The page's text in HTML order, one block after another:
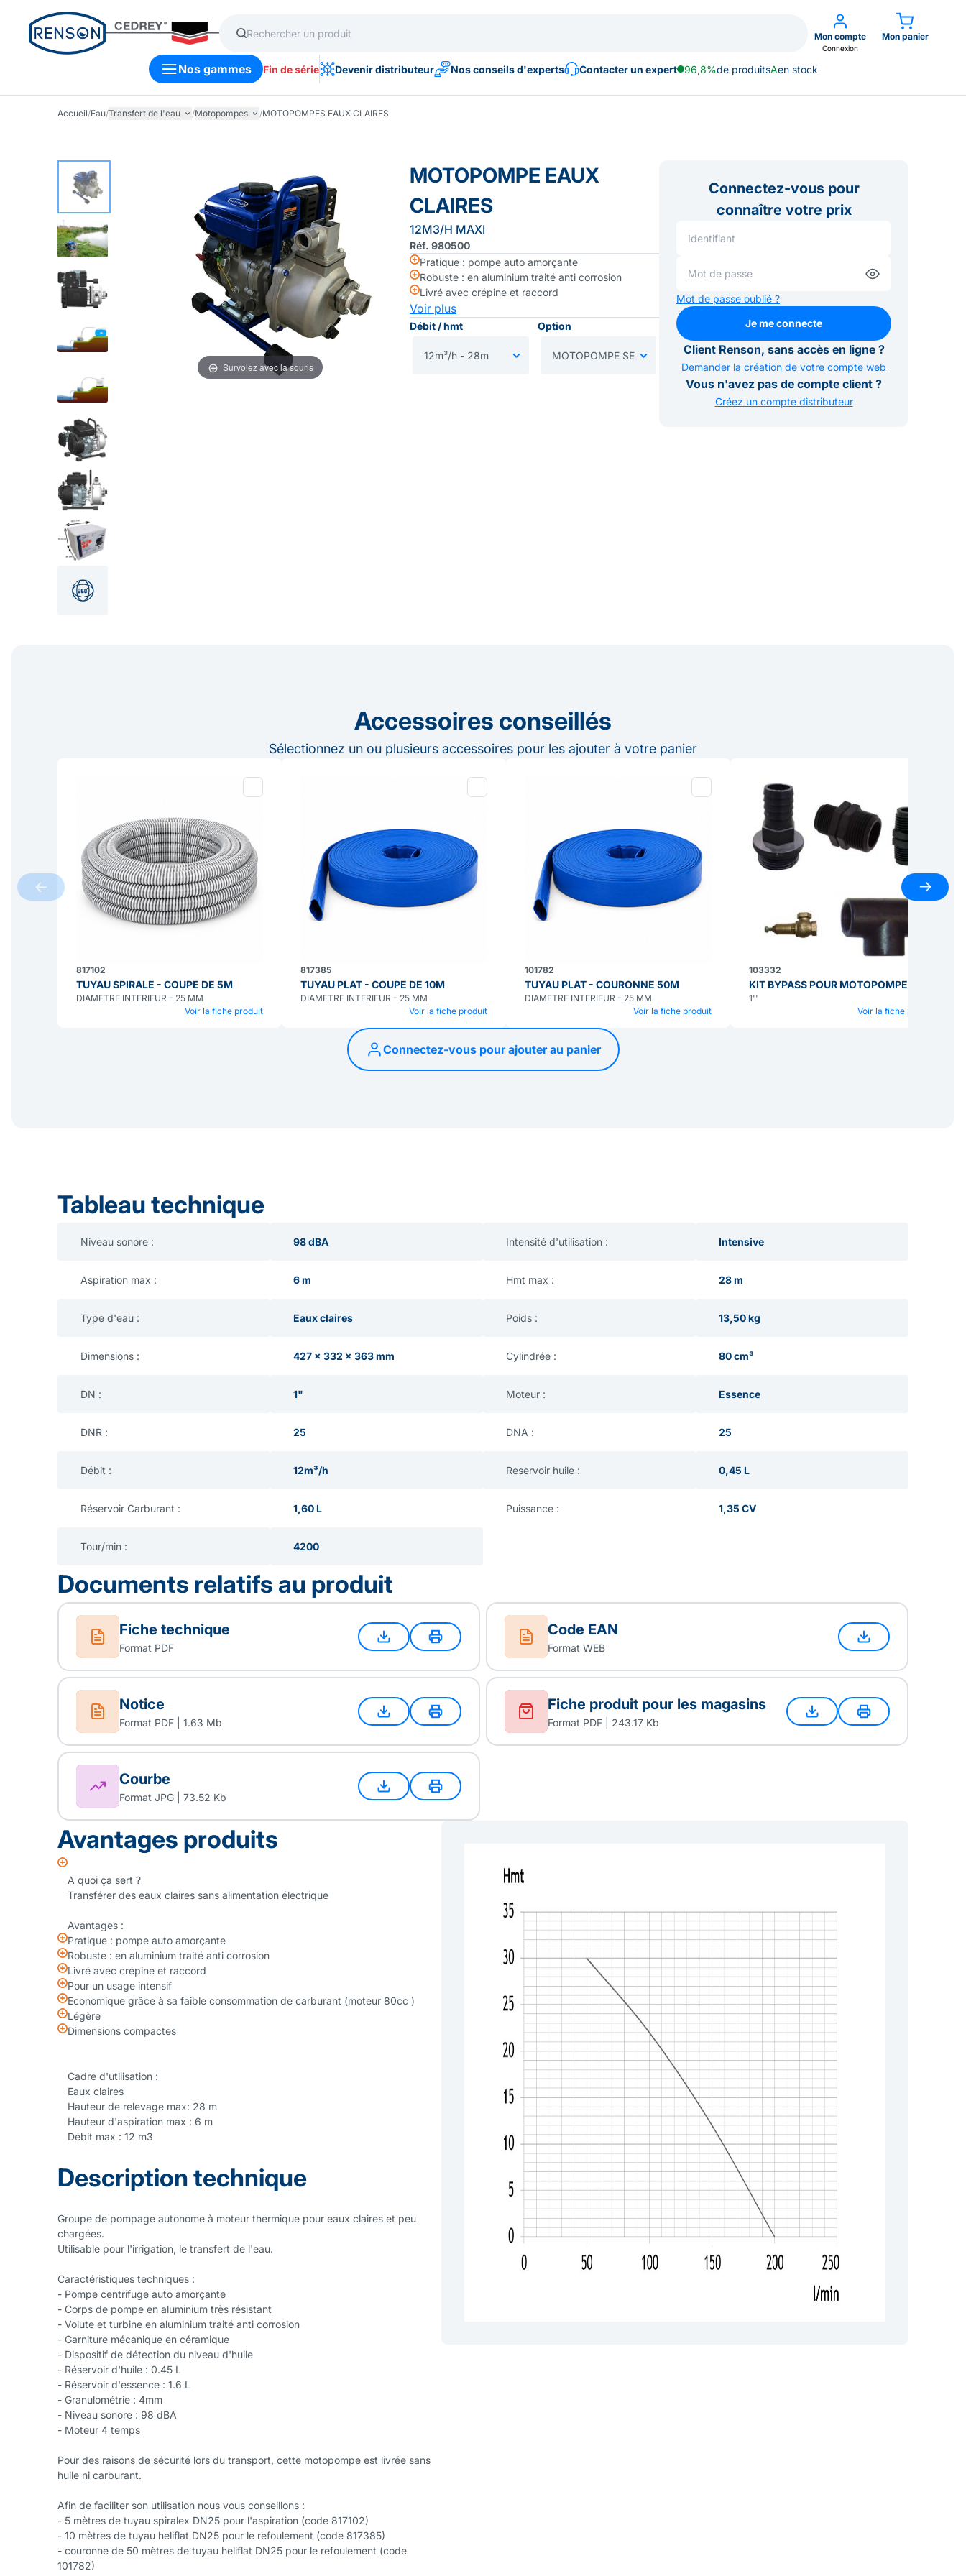
Mon compte
Connexion
Mon panier
Nos gammes Fin de série Devenir distributeur Nos conseils d'experts Contacter un expert 96,8%de produitsAen stock
Accueil/Eau/Transfert de l'eau /Motopompes /MOTOPOMPES EAUX CLAIRES
Survolez avec la souris
MOTOPOMPE EAUX
CLAIRES
12M3/H MAXI
Réf. 980500
Pratique : pompe auto amorçante
Robuste : en aluminium traité anti corrosion
Livré avec crépine et raccord
Voir plus
Débit / hmt Option
Connectez-vous pour
connaître votre prix
Mot de passe oublié ?
Je me connecte
Client Renson, sans accès en ligne ?
Demander la création de votre compte web
Vous n'avez pas de compte client ?
Créez un compte distributeur
Accessoires conseillés
Sélectionnez un ou plusieurs accessoires pour les ajouter à votre panier
817102
TUYAU SPIRALE - COUPE DE 5M
DIAMETRE INTERIEUR - 25 MM
Voir la fiche produit
817385
TUYAU PLAT - COUPE DE 10M
DIAMETRE INTERIEUR - 25 MM
Voir la fiche produit
101782
TUYAU PLAT - COURONNE 50M
DIAMETRE INTERIEUR - 25 MM
Voir la fiche produit
103332
KIT BYPASS POUR MOTOPOMPE
1''
Voir la fiche produit
Connectez-vous pour ajouter au panier
Tableau technique
Niveau sonore : 98 dBA Intensité d'utilisation : Intensive
Aspiration max : 6 m Hmt max : 28 m
Type d'eau : Eaux claires Poids : 13,50 kg
Dimensions : 427 x 332 x 363 mm Cylindrée : 80 cm³
DN : 1" Moteur : Essence
DNR : 25 DNA : 25
Débit : 12m³/h Reservoir huile : 0,45 L
Réservoir Carburant : 1,60 L Puissance : 1,35 CV
Tour/min : 4200
Documents relatifs au produit
Fiche technique
Format PDF
Code EAN
Format WEB
Notice
Format PDF | 1.63 Mb
Fiche produit pour les magasins
Format PDF | 243.17 Kb
Courbe
Format JPG | 73.52 Kb
Avantages produits
A quoi ça sert ?
Transférer des eaux claires sans alimentation électrique
Avantages :
Pratique : pompe auto amorçante
Robuste : en aluminium traité anti corrosion
Livré avec crépine et raccord
Pour un usage intensif
Economique grâce à sa faible consommation de carburant (moteur 80cc )
Légère
Dimensions compactes
Cadre d'utilisation :
Eaux claires
Hauteur de relevage max: 28 m
Hauteur d'aspiration max : 6 m
Débit max : 12 m3
Description technique
Groupe de pompage autonome à moteur thermique pour eaux claires et peu
chargées.
Utilisable pour l'irrigation, le transfert de l'eau.
Caractéristiques techniques :
- Pompe centrifuge auto amorçante
- Corps de pompe en aluminium très résistant
- Volute et turbine en aluminium traité anti corrosion
- Garniture mécanique en céramique
- Dispositif de détection du niveau d'huile
- Réservoir d'huile : 0.45 L
- Réservoir d'essence : 1.6 L
- Granulométrie : 4mm
- Niveau sonore : 98 dBA
- Moteur 4 temps
Pour des raisons de sécurité lors du transport, cette motopompe est livrée sans
huile ni carburant.
Afin de faciliter son utilisation nous vous conseillons :
- 5 mètres de tuyau spiralex DN25 pour l'aspiration (code 817102)
- 10 mètres de tuyau heliflat DN25 pour le refoulement (code 817385)
- couronne de 50 mètres de tuyau heliflat DN25 pour le refoulement (code
101782)